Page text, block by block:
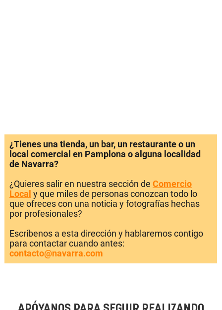
¿Tienes una tienda, un bar, un restaurante o un
local comercial en Pamplona o alguna localidad
de Navarra?
¿Quieres salir en nuestra sección de Comercio
Local y que miles de personas conozcan todo lo
que ofreces con una noticia y fotografías hechas
por profesionales?
Escríbenos a esta dirección y hablaremos contigo
para contactar cuando antes:
contacto@navarra.com